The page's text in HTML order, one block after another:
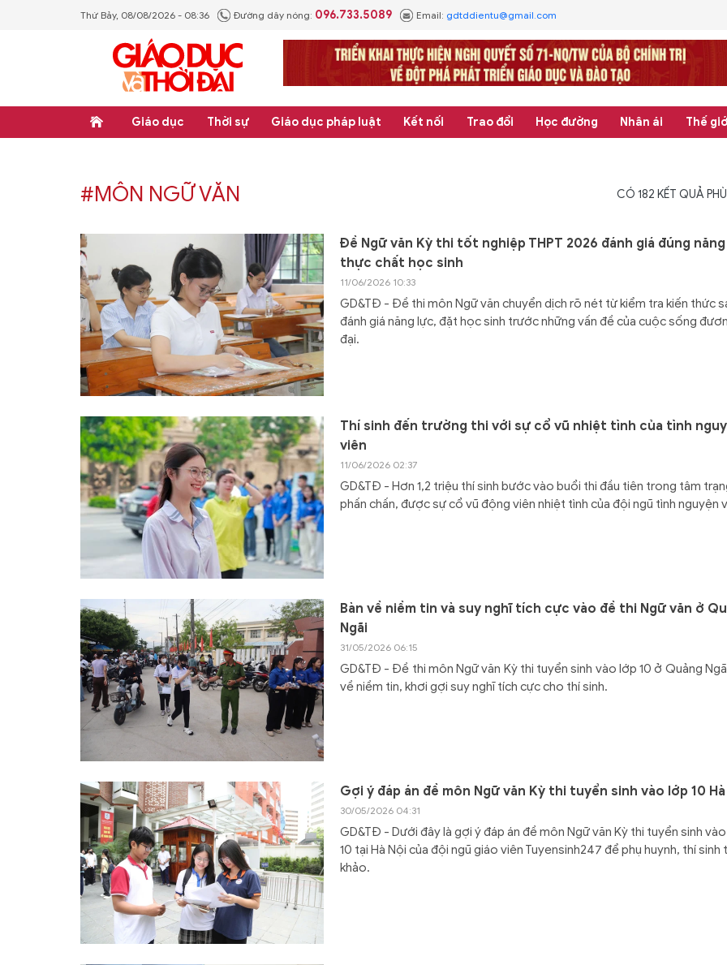
Thứ Bảy, 08/08/2026 - 08:36 Đường dây nóng: 096.733.5089 Email: gdtddientu@gmail.com
Giáo dục Thời sự Giáo dục pháp luật Kết nối Trao đổi Học đường Nhân ái Thế
#MÔN NGỮ VĂN CÓ 182 KẾT QUẢ
Đề Ngữ văn Kỳ thi tốt nghiệp THPT 2026 đánh giá đúng
thực chất học sinh
11/06/2026 10:33
GD&TĐ - Đề thi môn Ngữ văn chuyển dịch rõ nét từ kiểm tra kiến thức
đánh giá năng lực, đặt học sinh trước những vấn đề của cuộc sống
đại.
Thí sinh đến trường thi với sự cổ vũ nhiệt tình của tình
viên
11/06/2026 02:37
GD&TĐ - Hơn 1,2 triệu thí sinh bước vào buổi thi đầu tiên trong tâm
phấn chấn, được sự cổ vũ động viên nhiệt tình của đội ngũ tình nguyện
Bàn về niềm tin và suy nghĩ tích cực vào đề thi Ngữ văn ở
Ngãi
31/05/2026 06:15
GD&TĐ - Đề thi môn Ngữ văn Kỳ thi tuyển sinh vào lớp 10 ở Quảng
về niềm tin, khơi gợi suy nghĩ tích cực cho thí sinh.
Gợi ý đáp án đề môn Ngữ văn Kỳ thi tuyển sinh vào lớp 10
30/05/2026 04:31
GD&TĐ - Dưới đây là gợi ý đáp án đề môn Ngữ văn Kỳ thi tuyển sinh
10 tại Hà Nội của đội ngũ giáo viên Tuyensinh247 để phụ huynh, thí sinh
khảo.